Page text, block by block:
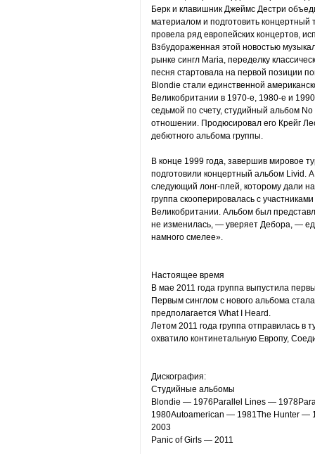
Берк и клавишник Джеймс Дестри
материалом и подготовить концертный
провела ряд европейских концертов,
Взбудораженная этой новостью
рынке сингл Maria, переделку
песня стартовала на первой позиции
Blondie стали единственной
Великобритании в 1970-е, 1980-е и
седьмой по счету, студийный альбом
отношении. Продюсировал его Крейг
дебютного альбома группы.
В конце 1999 года, завершив мировое
подготовили концертный альбом Livid.
следующий лонг-плей, которому дали
группа скооперировалась с
Великобритании. Альбом был
не изменилась, — уверяет Дебора, —
намного смелее».
Настоящее время
В мае 2011 года группа выпустила
Первым синглом с нового альбома
предполагается What I Heard.
Летом 2011 года группа отправилась в
охватило континетальную Европу,
Дискография:
Студийные альбомы
Blondie — 1976Parallel Lines —
1980Autoamerican — 1981The Hunter
2003
Panic of Girls — 2011